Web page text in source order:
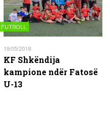
FUTBOLL
19/05/2018
KF Shkëndija
kampione ndër Fatosë
U-13